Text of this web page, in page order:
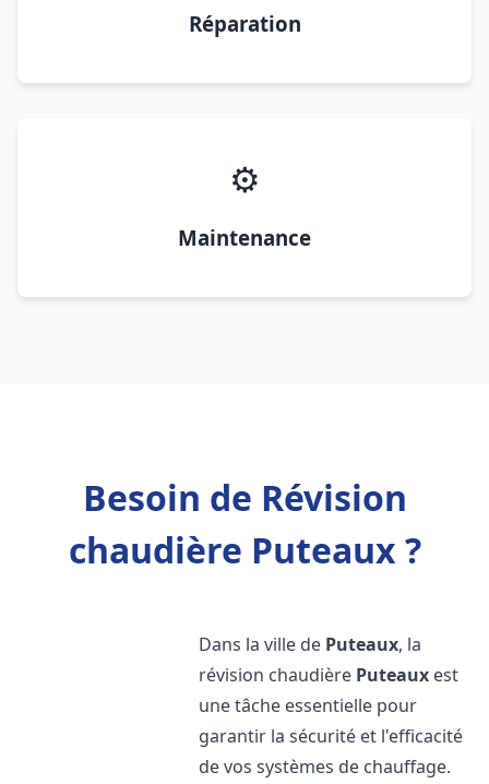
Réparation
⚙️
Maintenance
Besoin de Révision
chaudière Puteaux ?
Dans la ville de Puteaux, la
révision chaudière Puteaux est
une tâche essentielle pour
garantir la sécurité et l'efficacité
de vos systèmes de chauffage.